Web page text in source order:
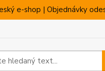
e-shop | Objednávky